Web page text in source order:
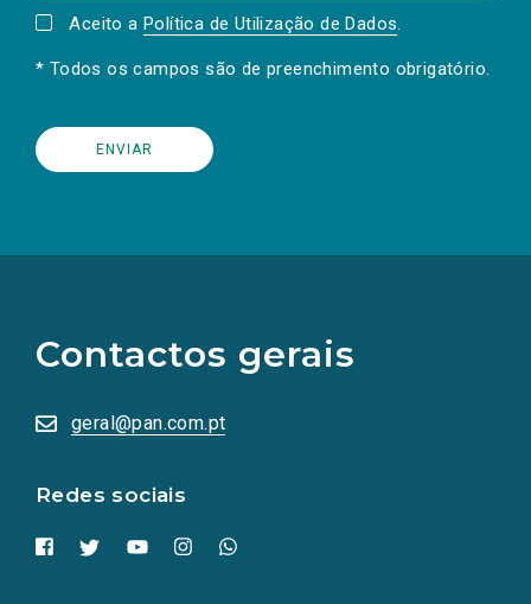
Aceito a Política de Utilização de Dados.
* Todos os campos são de preenchimento obrigatório.
Contactos gerais
geral@pan.com.pt
Redes sociais
redes
sociais
numa
nova